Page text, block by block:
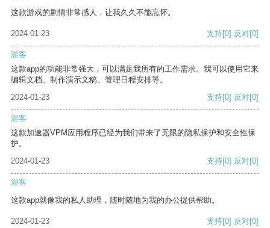
这款游戏的剧情非常感人，让我久久不能忘怀。
2024-01-23 支持[0] 反对[0]
游客
这款app的功能非常强大，可以满足我所有的工作需求。我可以使用它来
编辑文档、制作演示文稿、管理日程安排等。
2024-01-23
支持[0] 反对[0]
游客
这款加速器VPM应用程序已经为我们带来了无限的隐私保护和安全性保
护。
2024-01-23
支持[0] 反对[0]
游客
这款app就像我的私人助理，随时随地为我的办公提供帮助。
2024-01-23 支持[0] 反对[0]